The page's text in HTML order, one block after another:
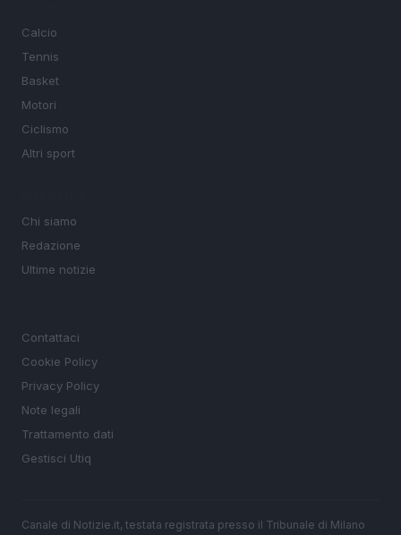
Calcio
Tennis
Basket
Motori
Ciclismo
Altri sport
Chi siamo
Redazione
Ultime notizie
Contattaci
Cookie Policy
Privacy Policy
Note legali
Trattamento dati
Gestisci Utiq
Canale di Notizie.it, testata registrata presso il Tribunale di Milano